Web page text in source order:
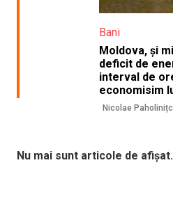
Bani
Moldova, și
deficit de
interval de
economisim
Nicolae
Nu mai sunt articole de afișat.